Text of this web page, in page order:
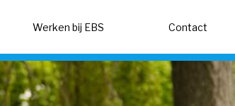
Werken bij EBS Contact